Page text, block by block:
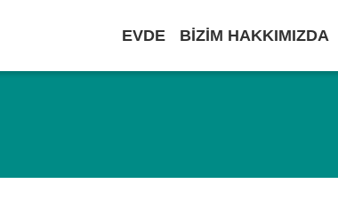
EVDE BIZIM HAKKIMIZDA